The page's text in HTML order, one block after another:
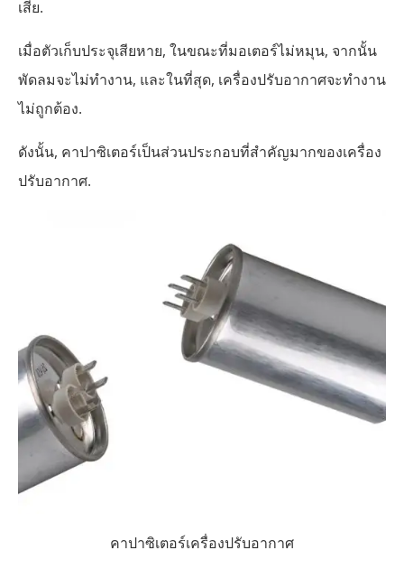
เสีย.
เมื่อตัวเก็บประจุเสียหาย, ในขณะที่มอเตอร์ไม่หมุน, จากนั้น
พัดลมจะไม่ทำงาน, และในที่สุด, เครื่องปรับอากาศจะทำงาน
ไม่ถูกต้อง.
ดังนั้น, คาปาซิเตอร์เป็นส่วนประกอบที่สำคัญมากของเครื่อง
ปรับอากาศ.
คาปาซิเตอร์เครื่องปรับอากาศ